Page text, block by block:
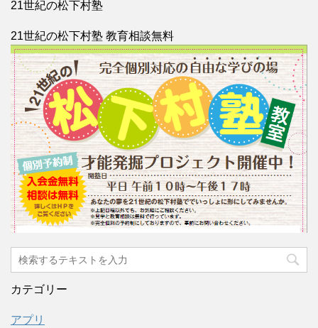
21世紀の松下村塾
21世紀の松下村塾 教育相談無料
カテゴリー
アプリ